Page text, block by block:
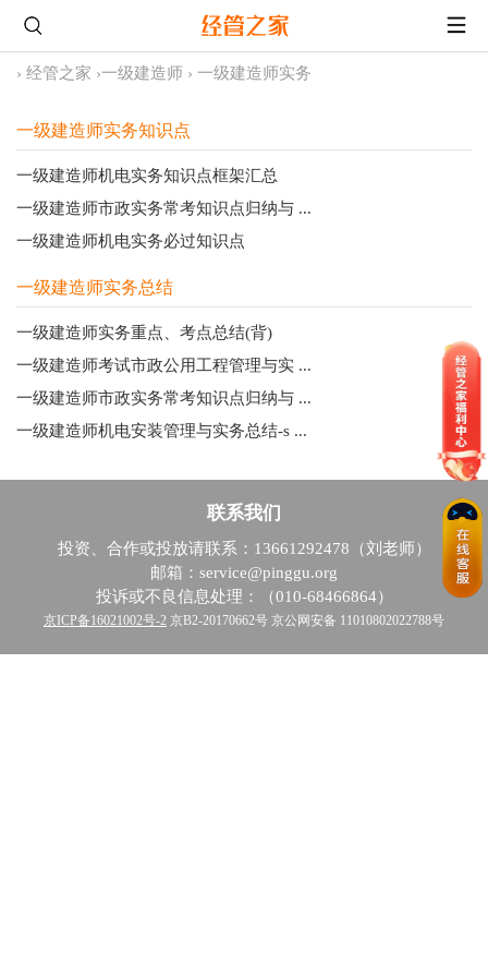
› 经管之家 ›一级建造师 › 一级建造师实务
一级建造师实务知识点
一级建造师机电实务知识点框架汇总
一级建造师市政实务常考知识点归纳与 ...
一级建造师机电实务必过知识点
一级建造师实务总结
一级建造师实务重点、考点总结(背)
一级建造师考试市政公用工程管理与实 ...
一级建造师市政实务常考知识点归纳与 ...
一级建造师机电安装管理与实务总结-s ...
联系我们
投资、合作或投放请联系：13661292478（刘老师）
邮箱：service@pinggu.org
投诉或不良信息处理：（010-68466864）
京ICP备16021002号-2 京B2-20170662号 京公网安备 11010802022788号